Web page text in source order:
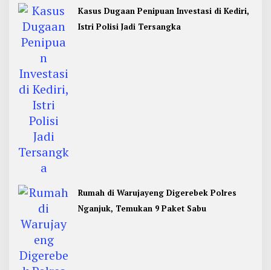
Kasus Dugaan Penipuan Investasi di Kediri,
Istri Polisi Jadi Tersangka
Rumah di Warujayeng Digerebek Polres
Nganjuk, Temukan 9 Paket Sabu